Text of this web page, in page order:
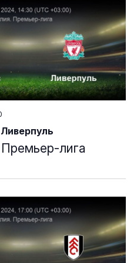
Премьер-лига